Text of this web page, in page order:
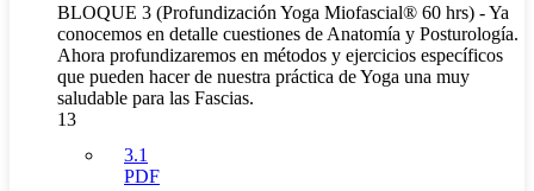
BLOQUE 3 (Profundización Yoga Miofascial® 60 hrs) - Ya
conocemos en detalle cuestiones de Anatomía y Posturología.
Ahora profundizaremos en métodos y ejercicios específicos
que pueden hacer de nuestra práctica de Yoga una muy
saludable para las Fascias.
13
3.1
PDF